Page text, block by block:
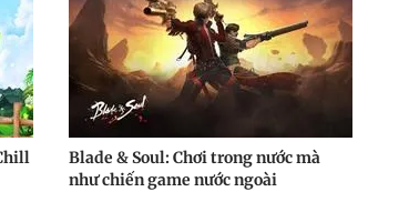
Blade & Soul: Chơi trong nước mà
như chiến game nước ngoài